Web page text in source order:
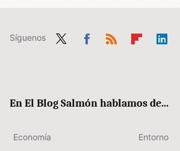
Síguenos
En El Blog Salmón hablamos de...
Economía Entorno